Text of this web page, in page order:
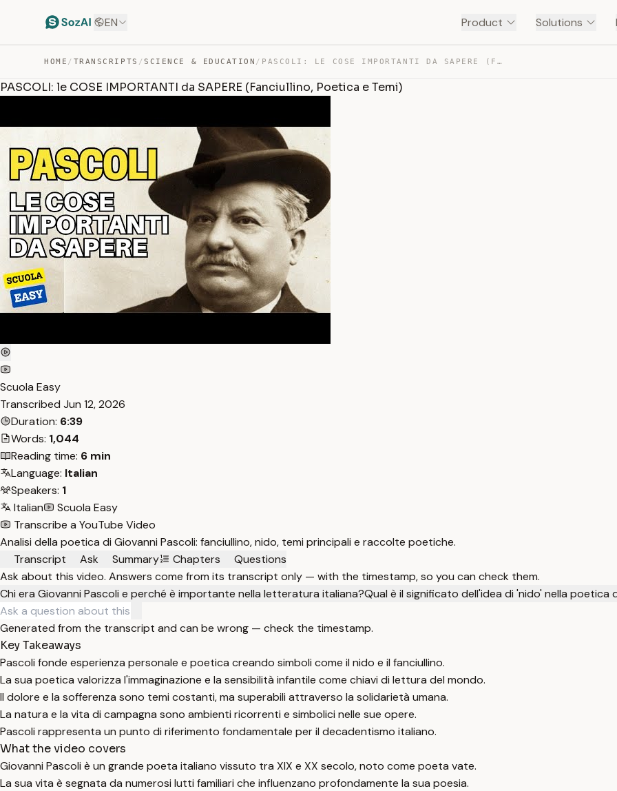
EN Product Solutions
HOME / TRANSCRIPTS /SCIENCE & EDUCATION / PASCOLI: LE COSE IMPORTANTI DA SAPERE (FANCIULLINO, POE… — TRANSCRIPT
PASCOLI: le COSE IMPORTANTI da SAPERE (Fanciullino, Poetica e Temi)
Scuola Easy
Transcribed Jun 12, 2026
Duration: 6:39
Words: 1,044
Reading time: 6 min
Language: Italian
Speakers: 1
Italian
Scuola Easy
Transcribe a YouTube Video
Analisi della poetica di Giovanni Pascoli: fanciullino, nido, temi principali e raccolte poetiche.
Transcript
Ask Summary Chapters
Questions
Ask about this video. Answers come from its transcript only — with the timestamp, so you can check them.
Chi era Giovanni Pascoli e perché è importante nella letteratura italiana?Qual è il significato dell'idea di 'nido' nella poetica
Generated from the transcript and can be wrong — check the timestamp.
Key Takeaways
Pascoli fonde esperienza personale e poetica creando simboli come il nido e il fanciullino.
La sua poetica valorizza l'immaginazione e la sensibilità infantile come chiavi di lettura del mondo.
Il dolore e la sofferenza sono temi costanti, ma superabili attraverso la solidarietà umana.
La natura e la vita di campagna sono ambienti ricorrenti e simbolici nelle sue opere.
Pascoli rappresenta un punto di riferimento fondamentale per il decadentismo italiano.
What the video covers
Giovanni Pascoli è un grande poeta italiano vissuto tra XIX e XX secolo, noto come poeta vate.
La sua vita è segnata da numerosi lutti familiari che influenzano profondamente la sua poesia.